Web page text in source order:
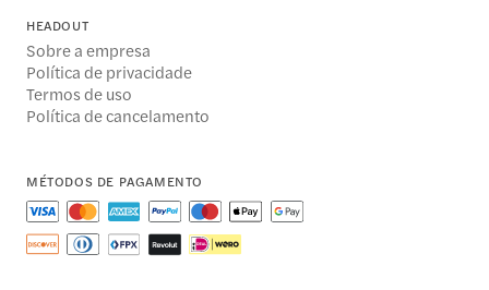
HEADOUT
Sobre a empresa
Política de privacidade
Termos de uso
Política de cancelamento
MÉTODOS DE PAGAMENTO